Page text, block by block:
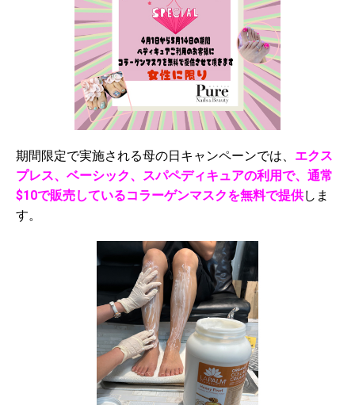
期間限定で実施される母の日キャンペーンでは、 エクス
プレス、ベーシック、スパペディキュアの利用で、通常
$10で販売しているコラーゲンマスクを無料で提供しま
す。